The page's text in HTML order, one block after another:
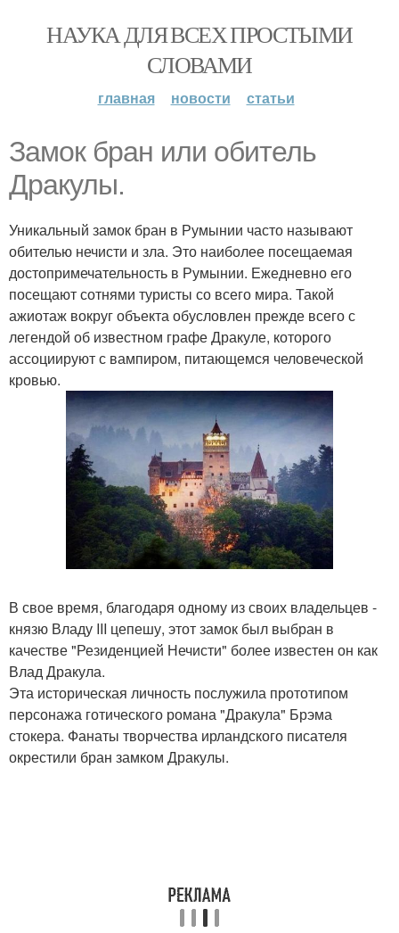
НАУКА ДЛЯ ВСЕХ ПРОСТЫМИ
СЛОВАМИ
главная новости статьи
Замок бран или обитель
Дракулы.
Уникальный замок бран в Румынии часто называют
обителью нечисти и зла. Это наиболее посещаемая
достопримечательность в Румынии. Ежедневно его
посещают сотнями туристы со всего мира. Такой
ажиотаж вокруг объекта обусловлен прежде всего с
легендой об известном графе Дракуле, которого
ассоциируют с вампиром, питающемся человеческой
кровью.
В свое время, благодаря одному из своих владельцев -
князю Владу III цепешу, этот замок был выбран в
качестве "Резиденцией Нечисти" более известен он как
Влад Дракула.
Эта историческая личность послужила прототипом
персонажа готического романа "Дракула" Брэма
стокера. Фанаты творчества ирландского писателя
окрестили бран замком Дракулы.